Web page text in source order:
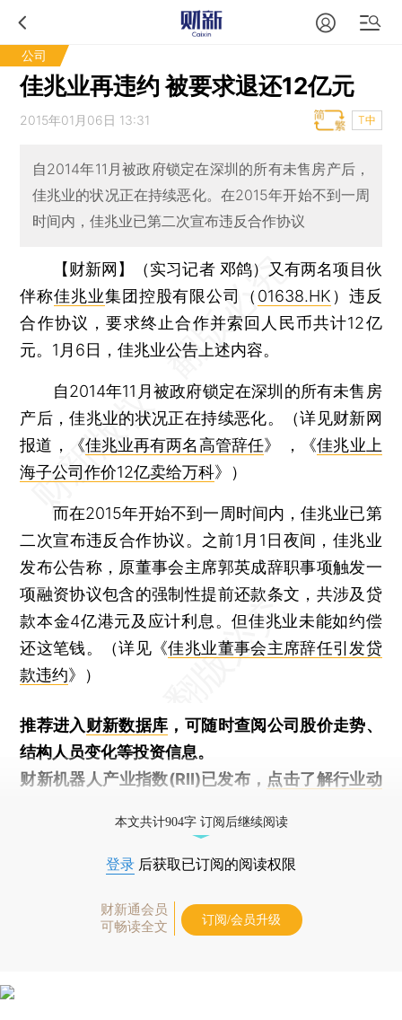
公司
佳兆业再违约 被要求退还12亿元
2015年01月06日 13:31 T中
自2014年11月被政府锁定在深圳的所有未售房产后，
佳兆业的状况正在持续恶化。在2015年开始不到一周
时间内，佳兆业已第二次宣布违反合作协议
【财新网】（实习记者 邓鸽） 又有两名项目伙
伴称佳兆业集团控股有限公司（ 01638.HK ）违反
合作协议，要求终止合作并索回人民币共计12亿
元。1月6日，佳兆业公告上述内容。
自2014年11月被政府锁定在深圳的所有未售房
产后，佳兆业的状况正在持续恶化。（详见财新网
报道，《佳兆业再有两名高管辞任》 ，《佳兆业上
海子公司作价12亿卖给万科》）
而在2015年开始不到一周时间内，佳兆业已第
二次宣布违反合作协议。之前1月1日夜间，佳兆业
发布公告称，原董事会主席郭英成辞职事项触发一
项融资协议包含的强制性提前还款条文，共涉及贷
款本金4亿港元及应计利息。但佳兆业未能如约偿
还这笔钱。（详见《佳兆业董事会主席辞任引发贷
款违约》）
推荐进入财新数据库 ，可随时查阅公司股价走势、
结构人员变化等投资信息。
财新机器人产业指数(RII)已发布， 点击了解行业动
本文共计904字 订阅后继续阅读
登录 后获取已订阅的阅读权限
财新通会员
可畅读全文
订阅/会员升级